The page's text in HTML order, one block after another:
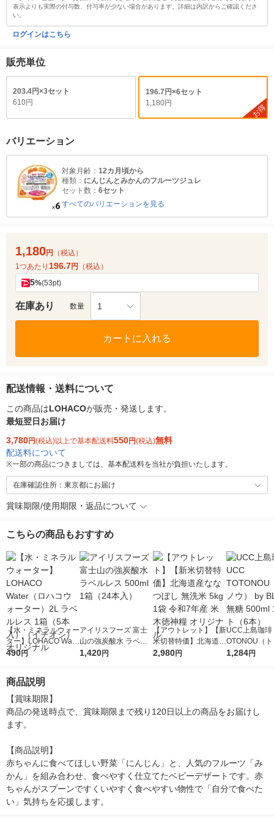
表示よりも実際の付与数、付与率が少ない場合があります。詳細は内訳からご確認くださ
い。
ログインはこちら
販売単位
203.4円×3セット
610円
196.7円×6セット
1,180円
お得
バリエーション
対象月齢： 12カ月頃から
種類： にんじんとみかんのフルーツジュレ
セット数： 6セット
すべてのバリエーションを見る
1,180円
（税込）
1つあたり 196.7円 （税込）
5%(53pt)
在庫あり 数量 1
カートに入れる
配送情報・送料について
この商品はLOHACOが販売・発送します。
最短翌日お届け
3,780円(税込)以上で基本配送料550円(税込)無料
配送料について
※一部の商品につきましては、基本配送料を当社が負担いたします。
在庫確認住所：東京都にお届け
賞味期限/使用期限・返品について
こちらの商品もおすすめ
【水・ミネラルウォー
ター】LOHACO Wate
r（ロハコウォータ
シ） オリジナル
490円
アイリスフーズ 富士
山の強炭酸水 ラベル
レス 500ml 1箱（24
1,420円
【アウトレット】【新
米切替特価】北海道産
ななつぼし 無洗米 5k
2,980円
UCC上島珈琲
OTONOU（
ウ） by
1,284円
商品説明
【賞味期限】
商品の発送時点で、賞味期限まで残り120日以上の商品をお届けし
ます。
【商品説明】
赤ちゃんに食べてほしい野菜「にんじん」と、人気のフルーツ「み
かん」を組み合わせ、食べやすく仕立てたベビーデザートです。赤
ちゃんがスプーンですくいやすく食べやすい物性で「自分で食べた
い」気持ちを応援します。